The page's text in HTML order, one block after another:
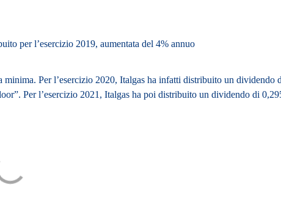
per l’esercizio 2019, aumentata del 4% annuo
minima. Per l’esercizio 2020, Italgas ha infatti distribuito un dividendo
Per l’esercizio 2021, Italgas ha poi distribuito un dividendo di